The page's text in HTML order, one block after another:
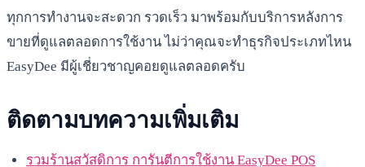
ทุกการทำงานจะสะดวก รวดเร็ว มาพร้อมกับบริการหลังการ
ขายที่ดูแลตลอดการใช้งาน ไม่ว่าคุณจะทำธุรกิจประเภทไหน
EasyDee มีผู้เชี่ยวชาญคอยดูแลตลอดครับ
ติดตามบทความเพิ่มเติม
รวมร้านสวัสดิการ การันตีการใช้งาน EasyDee POS